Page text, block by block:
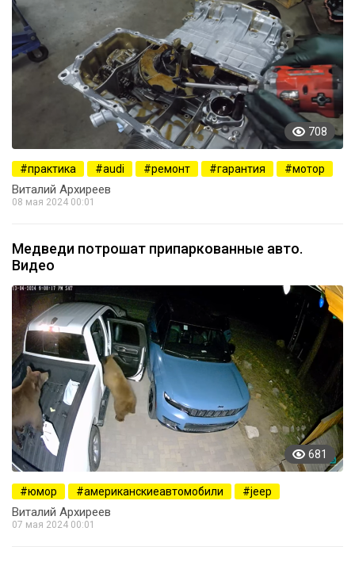
708
практика audi ремонт гарантия мотор
Виталий Архиреев
08 мая 2024 00:01
Медведи потрошат припаркованные авто.
Видео
681
юмор американскиеавтомобили jeep
Виталий Архиреев
07 мая 2024 00:01